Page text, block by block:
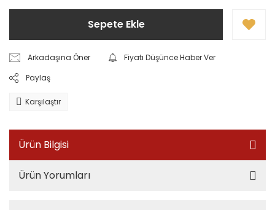
Sepete Ekle
Arkadaşına Öner
Fiyatı Düşünce Haber Ver
Paylaş
Karşılaştır
Ürün Bilgisi
Ürün Yorumları